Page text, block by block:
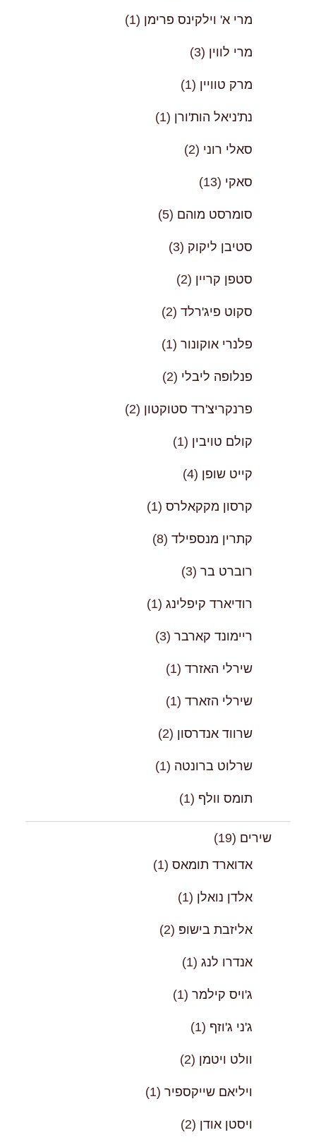
מרי א' וילקינס פרימן (1)
מרי לווין (3)
מרק טוויין (1)
נת'ניאל הות'ורן (1)
סאלי רוני (2)
סאקי (13)
סומרסט מוהם (5)
סטיבן ליקוק (3)
סטפן קריין (2)
סקוט פיג'רלד (2)
פלנרי אוקונור (1)
פנלופה ליבלי (2)
פרנקריצ'רד סטוקטון (2)
קולם טויבין (1)
קייט שופן (4)
קרסון מקקאלרס (1)
קתרין מנספילד (8)
רוברט בר (3)
רודיארד קיפלינג (1)
ריימונד קארבר (3)
שירלי האזרד (1)
שירלי הזארד (1)
שרווד אנדרסון (2)
שרלוט ברונטה (1)
תומס וולף (1)
שירים (19)
אדוארד תומאס (1)
אלדן נואלן (1)
אליזבת בישופּ (2)
אנדרו לנג (1)
ג'ויס קילמר (1)
ג'ני ג'וזף (1)
וולט ויטמן (2)
ויליאם שייקספיר (1)
ויסטן אודן (2)